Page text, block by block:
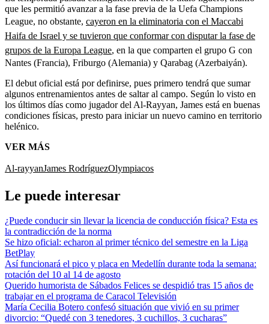
que les permitió avanzar a la fase previa de la Uefa Champions
League, no obstante, cayeron en la eliminatoria con el Maccabi
Haifa de Israel y se tuvieron que conformar con disputar la fase de
grupos de la Europa League, en la que comparten el grupo G con
Nantes (Francia), Friburgo (Alemania) y Qarabag (Azerbaiyán).
El debut oficial está por definirse, pues primero tendrá que sumar
algunos entrenamientos antes de saltar al campo. Según lo visto en
los últimos días como jugador del Al-Rayyan, James está en buenas
condiciones físicas, presto para iniciar un nuevo camino en territorio
helénico.
VER MÁS
Al-rayyanJames RodríguezOlympiacos
Le puede interesar
¿Puede conducir sin llevar la licencia de conducción física? Esta es
la contradicción de la norma
Se hizo oficial: echaron al primer técnico del semestre en la Liga
BetPlay
Así funcionará el pico y placa en Medellín durante toda la semana:
rotación del 10 al 14 de agosto
Querido humorista de Sábados Felices se despidió tras 15 años de
trabajar en el programa de Caracol Televisión
María Cecilia Botero confesó situación que vivió en su primer
divorcio: “Quedé con 3 tenedores, 3 cuchillos, 3 cucharas”